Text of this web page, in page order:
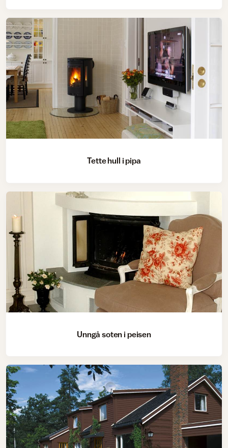
Tette hull i pipa
Unngå soten i peisen